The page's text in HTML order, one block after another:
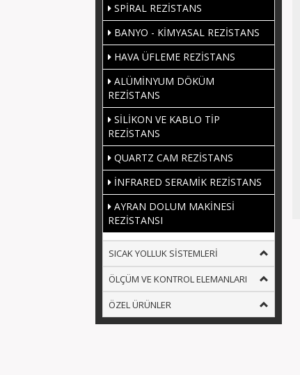
SPİRAL REZİSTANS
BANYO - KİMYASAL REZİSTANS
HAVA ÜFLEME REZİSTANS
ALÜMİNYUM DÖKÜM
REZİSTANS
SİLİKON VE KABLO TİP
REZİSTANS
QUARTZ CAM REZİSTANS
İNFRARED SERAMİK REZİSTANS
AYRAN DOLUM MAKİNESİ
REZİSTANSI
SICAK YOLLUK SİSTEMLERİ
ÖLÇÜM VE KONTROL ELEMANLARI
ÖZEL ÜRÜNLER